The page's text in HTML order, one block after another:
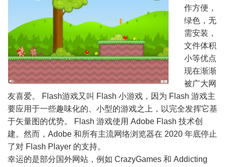
作方便，
绿色，无
需安装，
文件体积
小等优点
现在渐渐
被广大网
友喜爱。 Flash游戏又叫 Flash 小游戏，因为 Flash 游戏主
要应用于一些趣味化的、小型的游戏之上，以完全发挥它基
于矢量图的优势。 Flash 游戏使用 Adob​​e Flash 技术创
建。然而，Adobe 和所有主流网络浏览器在 2020 年底停止
了对 Flash Player 的支持。
幸运的是部分国外网站，例如 CrazyGames 和 Addicting